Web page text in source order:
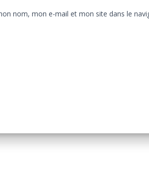
nom, mon e-mail et mon site dans le